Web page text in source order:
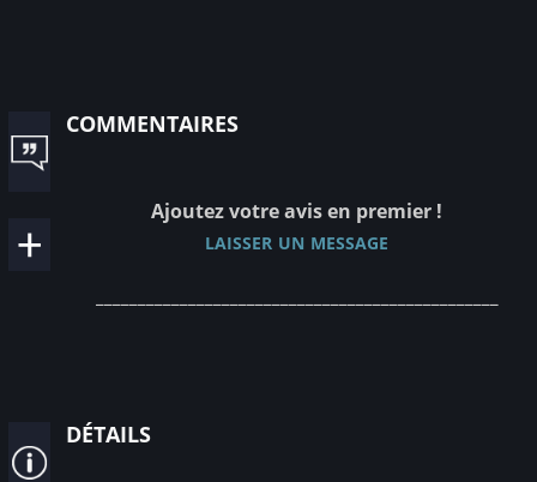
commentaires
Ajoutez votre avis en premier !
laisser un message
détails